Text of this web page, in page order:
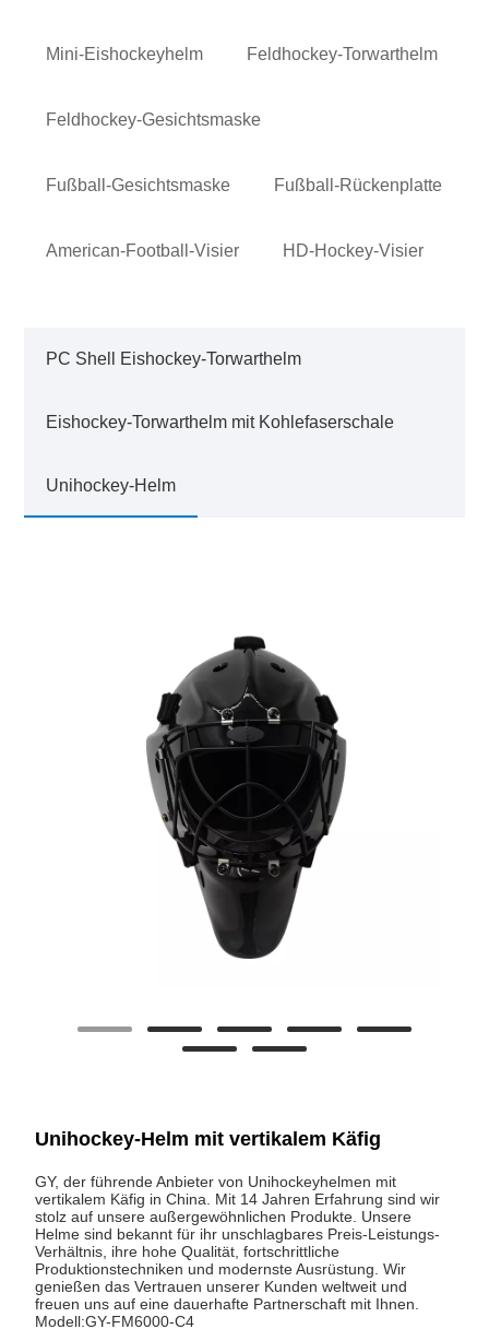
Mini-Eishockeyhelm Feldhockey-Torwarthelm
Feldhockey-Gesichtsmaske
Fußball-Gesichtsmaske Fußball-Rückenplatte
American-Football-Visier HD-Hockey-Visier
PC Shell Eishockey-Torwarthelm
Eishockey-Torwarthelm mit Kohlefaserschale
Unihockey-Helm
Unihockey-Helm mit vertikalem Käfig
GY, der führende Anbieter von Unihockeyhelmen mit
vertikalem Käfig in China. Mit 14 Jahren Erfahrung sind wir
stolz auf unsere außergewöhnlichen Produkte. Unsere
Helme sind bekannt für ihr unschlagbares Preis-Leistungs-
Verhältnis, ihre hohe Qualität, fortschrittliche
Produktionstechniken und modernste Ausrüstung. Wir
genießen das Vertrauen unserer Kunden weltweit und
freuen uns auf eine dauerhafte Partnerschaft mit Ihnen.
Modell:GY-FM6000-C4